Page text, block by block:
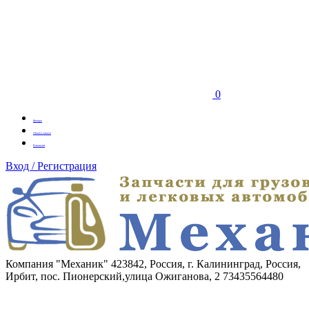
0
Бренды
Оплата заказа
Вакансии
Вход / Регистрация
Компания "Механик" 423842, Россия, г. Калининград, Россия,
Ирбит, пос. Пионерский,улица Ожиганова, 2 73435564480